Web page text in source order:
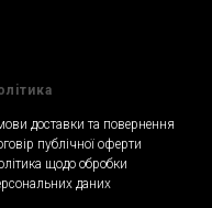
доставки та повернення
публічної оферти
щодо обробки
даних